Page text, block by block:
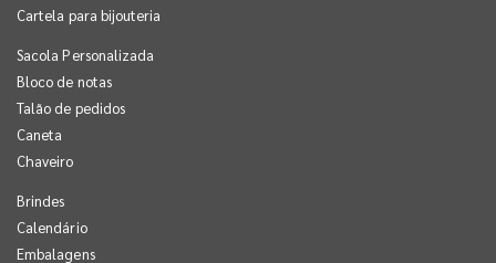
Cartela para bijouteria
Sacola Personalizada
Bloco de notas
Talão de pedidos
Caneta
Chaveiro
Brindes
Calendário
Embalagens